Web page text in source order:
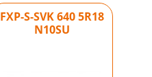
FXP-S-SVK 640 5R18
N10SU